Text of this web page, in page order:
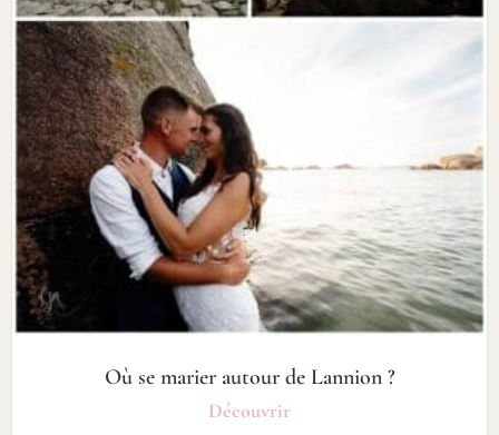
Où se marier autour de Lannion ?
Découvrir